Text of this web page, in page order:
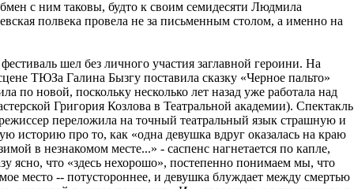
с ним таковы, будто к своим семидесяти Людмила
полвека провела не за письменным столом, а именно на
шел без личного участия заглавной героини. На
ТЮЗа Галина Бызгу поставила сказку «Черное пальто»
по новой, поскольку несколько лет назад уже работала над
Григория Козлова в Театральной академии). Спектакль
переложила на точный театральный язык страшную и
историю про то, как «одна девушка вдруг оказалась на краю
в незнакомом месте...» - саспенс нагнетается по капле,
ясно, что «здесь нехорошо», постепенно понимаем мы, что
место -- потустороннее, и девушка блуждает между смертью